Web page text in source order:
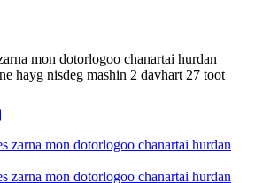
mon dotorlogoo chanartai hurdan
hayg nisdeg mashin 2 davhart 27 toot